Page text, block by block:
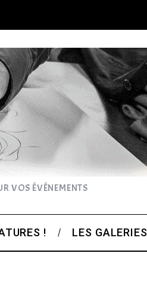
VOS ÉVÉNEMENTS
! LES GALERIES